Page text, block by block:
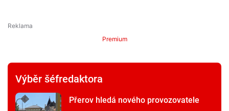
Premium
Výběr šéfredaktora
Přerov hledá nového provozovatele